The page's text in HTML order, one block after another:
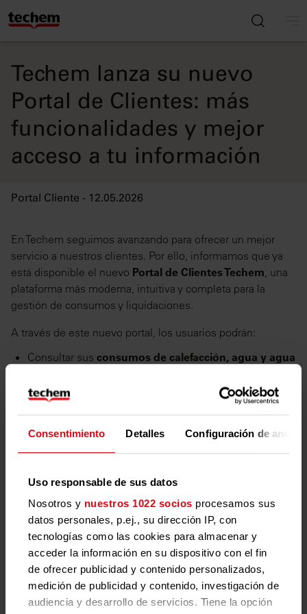
Consentimiento Detalles Configuración de
Uso responsable de sus datos
Nosotros y nuestros 1022 socios procesamos sus
datos personales, p.ej., su dirección IP, con
tecnologías como las cookies para almacenar y
acceder la información en su dispositivo con el fin
de ofrecer publicidad y contenido personalizados,
medición de publicidad y contenido, investigación de
audiencia y desarrollo de servicios. Tiene la opción
Techem lanza su nuevo
Portal de Clientes: más
funcionalidades y mejor
acceso a tu información
Portal Cliente - 12.05.2026
En Techem seguimos avanzando para ofrecer un mejor
servicio a nuestros clientes. Por ello, informamos que ya
está disponible el nuevo Portal de Clientes Techem , una
plataforma más moderna, intuitiva y completa para la
gestión de consumos y liquidaciones.
A través de este nuevo portal, los usuarios podrán:
Consultar sus consumos de calefacción, agua y agua
Acceder a sus
liquidaciones individuales
Revisar información sobre
lecturas de contadores
consumo energético
01/06/2026.
Para seguir utilizando nuestros servicios, es necesario
registrarse en el nuevo portal:
Acceder al nuevo portal: www.portalcliente.techem.es
Soporte y atención al cliente
Si necesitas ayuda durante el proceso de registro o